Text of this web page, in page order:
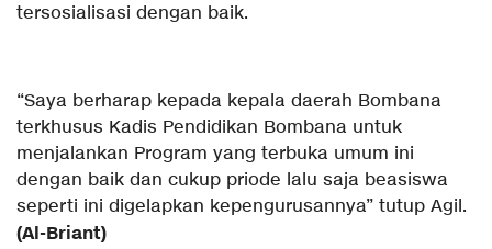
tersosialisasi dengan baik.
“Saya berharap kepada kepala daerah Bombana
terkhusus Kadis Pendidikan Bombana untuk
menjalankan Program yang terbuka umum ini
dengan baik dan cukup priode lalu saja beasiswa
seperti ini digelapkan kepengurusannya” tutup Agil.
(Al-Briant)